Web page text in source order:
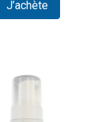
J’achète